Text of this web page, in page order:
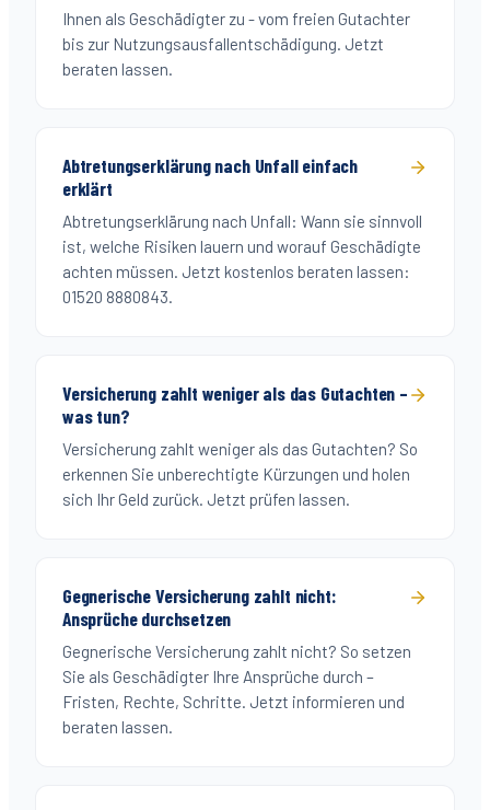
Ihnen als Geschädigter zu - vom freien Gutachter
bis zur Nutzungsausfallentschädigung. Jetzt
beraten lassen.
Abtretungserklärung nach Unfall einfach
erklärt
Abtretungserklärung nach Unfall: Wann sie sinnvoll
ist, welche Risiken lauern und worauf Geschädigte
achten müssen. Jetzt kostenlos beraten lassen:
01520 8880843.
Versicherung zahlt weniger als das Gutachten –
was tun?
Versicherung zahlt weniger als das Gutachten? So
erkennen Sie unberechtigte Kürzungen und holen
sich Ihr Geld zurück. Jetzt prüfen lassen.
Gegnerische Versicherung zahlt nicht:
Ansprüche durchsetzen
Gegnerische Versicherung zahlt nicht? So setzen
Sie als Geschädigter Ihre Ansprüche durch –
Fristen, Rechte, Schritte. Jetzt informieren und
beraten lassen.